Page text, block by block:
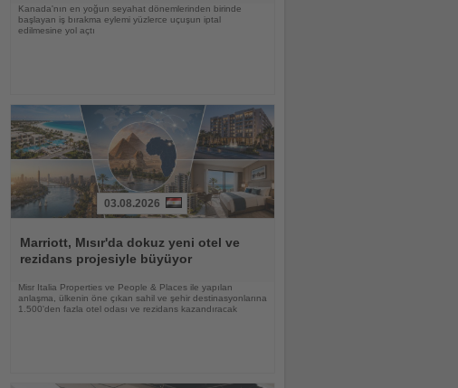
Kanada'nın en yoğun seyahat dönemlerinden birinde
başlayan iş bırakma eylemi yüzlerce uçuşun iptal
edilmesine yol açtı
Oku
03.08.2026
Marriott, Mısır'da dokuz yeni otel ve
rezidans projesiyle büyüyor
Misr Italia Properties ve People & Places ile yapılan
anlaşma, ülkenin öne çıkan sahil ve şehir destinasyonlarına
1.500'den fazla otel odası ve rezidans kazandıracak